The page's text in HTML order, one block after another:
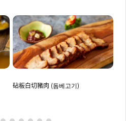
砧板白切豬肉 (돔베고기)